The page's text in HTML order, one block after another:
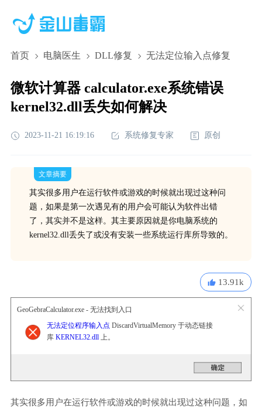
首页 电脑医生 DLL修复 无法定位输入点修复
微软计算器 calculator.exe系统错误
kernel32.dll丢失如何解决
2023-11-21 16:19:16 系统修复专家 原创
文章摘要
其实很多用户在运行软件或游戏的时候就出现过这种问
题，如果是第一次遇见有的用户会可能认为软件出错
了，其实并不是这样。其主要原因就是你电脑系统的
kernel32.dll丢失了或没有安装一些系统运行库所导致的。
13.91k
GeoGebraCalculator.exe - 无法找到入口
无法定位程序输入点 DiscardVirtualMemory 于动态链接
库 KERNEL32.dll上。
其实很多用户在运行软件或游戏的时候就出现过这种问题，如